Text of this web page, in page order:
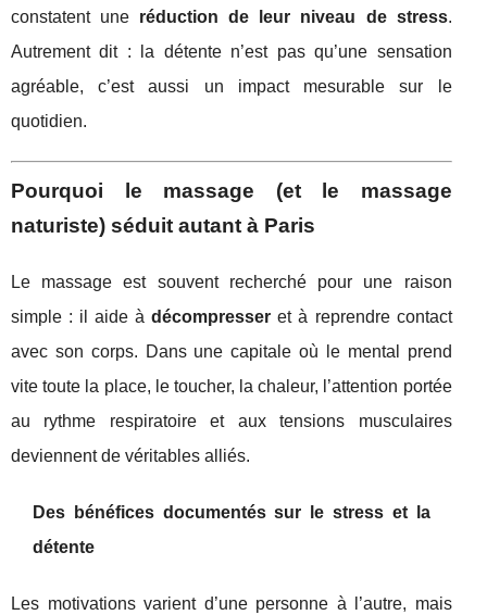
constatent une réduction de leur niveau de stress.
Autrement dit : la détente n’est pas qu’une sensation
agréable, c’est aussi un impact mesurable sur le
quotidien.
Pourquoi le massage (et le massage
naturiste) séduit autant à Paris
Le massage est souvent recherché pour une raison
simple : il aide àdécompresser et à reprendre contact
avec son corps. Dans une capitale où le mental prend
vite toute la place, le toucher, la chaleur, l’attention portée
au rythme respiratoire et aux tensions musculaires
deviennent de véritables alliés.
Des bénéfices documentés sur le stress et la
détente
Les motivations varient d’une personne à l’autre, mais